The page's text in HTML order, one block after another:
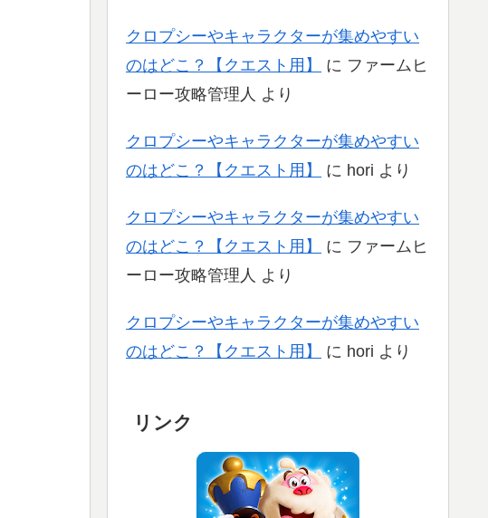
クロプシーやキャラクターが集めやすい
のはどこ？【クエスト用】
に ファームヒ
ーロー攻略管理人 より
クロプシーやキャラクターが集めやすい
のはどこ？【クエスト用】
に hori より
クロプシーやキャラクターが集めやすい
のはどこ？【クエスト用】
に ファームヒ
ーロー攻略管理人 より
クロプシーやキャラクターが集めやすい
のはどこ？【クエスト用】
に hori より
リンク